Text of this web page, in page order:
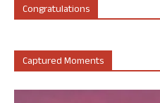
Congratulations
Captured Moments